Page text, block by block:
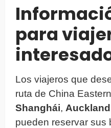
para
Los viajeros que
ruta de China
Shanghái, Auckland
pueden reservar sus